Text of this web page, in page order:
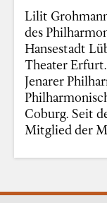
Lilit
des
Hansestadt
Theater
Jenarer
Coburg. Seit
Mitglied der